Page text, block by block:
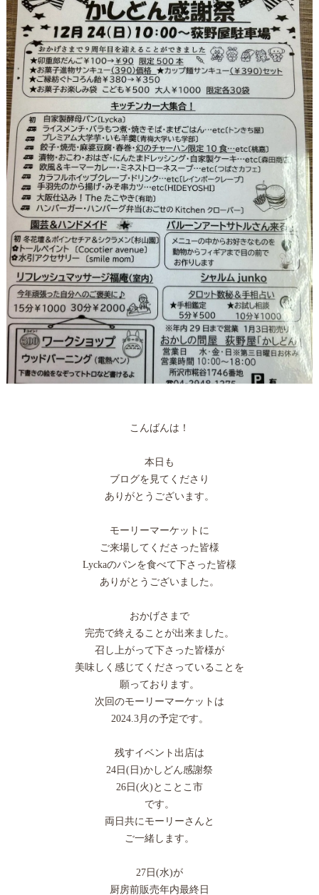
こんばんは！
本日も
ブログを見てくださり
ありがとうございます。
モーリーマーケットに
ご来場してくださった皆様
Lyckaのパンを食べて下さった皆様
ありがとうございました。
おかげさまで
完売で終えることが出来ました。
召し上がって下さった皆様が
美味しく感じてくださっていることを
願っております。
次回のモーリーマーケットは
2024.3月の予定です。
残すイベント出店は
24日(日)かしどん感謝祭
26日(火)とことこ市
です。
両日共にモーリーさんと
ご一緒します。
27日(水)が
厨房前販売年内最終日